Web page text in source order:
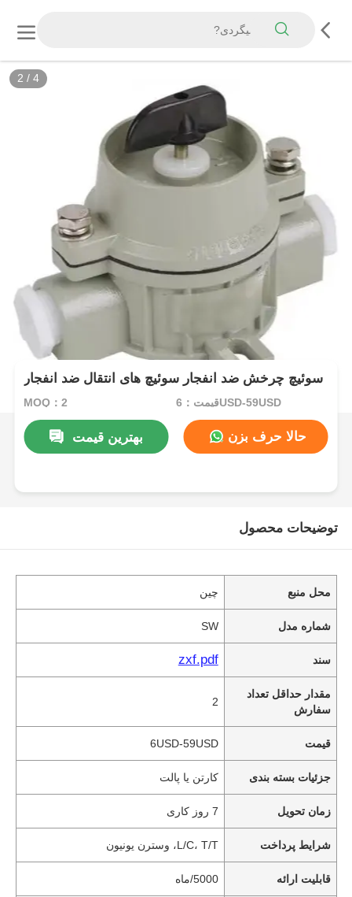
2 / 4
سوئیچ چرخش ضد انفجار سوئیچ های انتقال ضد انفجار
MOQ：2 قیمت：6USD-59USD
بهترین قیمت حالا حرف بزن
توضیحات محصول
محل منبع چین
شماره مدل SW
سند zxf.pdf
مقدار حداقل تعداد
سفارش
2
قیمت 6USD-59USD
جزئیات بسته بندی کارتن یا پالت
زمان تحویل 7 روز کاری
شرایط پرداخت L/C، T/T، وسترن یونیون
قابلیت ارائه 5000/ماه